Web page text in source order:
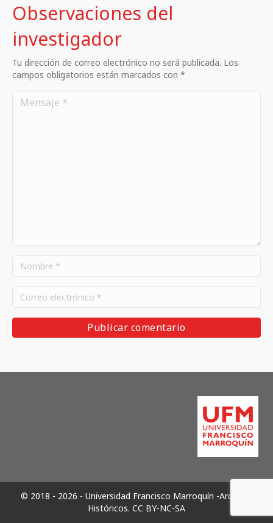
Observaciones del
investigador
Tu dirección de correo electrónico no será publicada. Los
campos obligatorios están marcados con *
© 2018 - 2026 - Universidad Francisco Marroquín -Archivos
Históricos. CC BY-NC-SA